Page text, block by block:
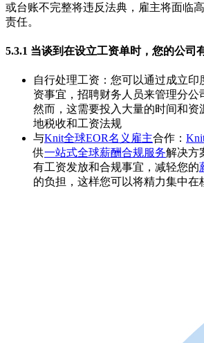
或台账不完整将违反法典，雇主将面临
责任。
5.3.1 当谈到在设立工资单时，您的公司
自行处理工资：您可以通过成立印
资事宜，招聘财务人员来管理分公
然而，这需要投入大量的时间和资
地税收和工资法规
与Knit全球EOR名义雇主合作：
供一站式全球薪酬合规服务解决方
有工资发放和合规事宜，减轻您的
的负担，这样您可以将精力集中在